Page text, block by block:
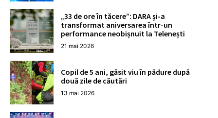
„33 de ore în tăcere”: DARA și-a
transformat aniversarea într-un
performance neobișnuit la Telenești
21 mai 2026
Copil de 5 ani, găsit viu în pădure după
două zile de căutări
13 mai 2026